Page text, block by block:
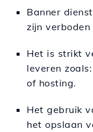
Banner
zijn
Het is strikt
leveren
of hosting.
Het gebruik
het opslaan